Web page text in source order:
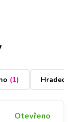
(1) Hradec
Otevřeno